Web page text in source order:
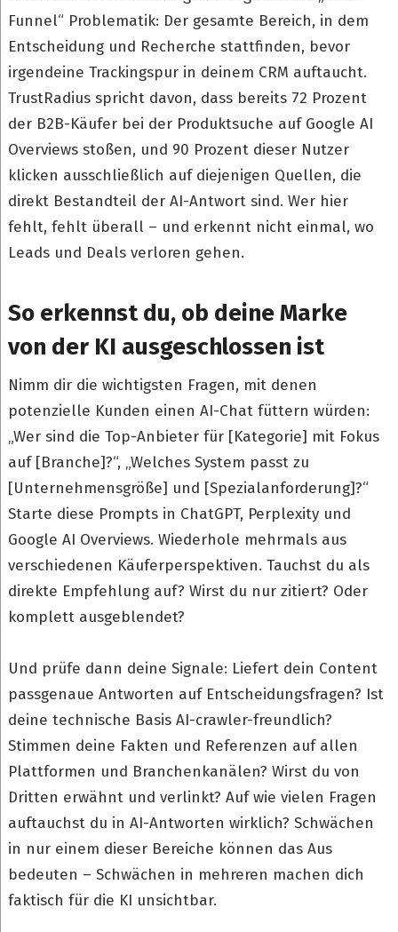
Funnel“ Problematik: Der gesamte Bereich, in dem
Entscheidung und Recherche stattfinden, bevor
irgendeine Trackingspur in deinem CRM auftaucht.
TrustRadius spricht davon, dass bereits 72 Prozent
der B2B-Käufer bei der Produktsuche auf Google AI
Overviews stoßen, und 90 Prozent dieser Nutzer
klicken ausschließlich auf diejenigen Quellen, die
direkt Bestandteil der AI-Antwort sind. Wer hier
fehlt, fehlt überall – und erkennt nicht einmal, wo
Leads und Deals verloren gehen.
So erkennst du, ob deine Marke
von der KI ausgeschlossen ist
Nimm dir die wichtigsten Fragen, mit denen
potenzielle Kunden einen AI-Chat füttern würden:
„Wer sind die Top-Anbieter für [Kategorie] mit Fokus
auf [Branche]?“, „Welches System passt zu
[Unternehmensgröße] und [Spezialanforderung]?“
Starte diese Prompts in ChatGPT, Perplexity und
Google AI Overviews. Wiederhole mehrmals aus
verschiedenen Käuferperspektiven. Tauchst du als
direkte Empfehlung auf? Wirst du nur zitiert? Oder
komplett ausgeblendet?
Und prüfe dann deine Signale: Liefert dein Content
passgenaue Antworten auf Entscheidungsfragen? Ist
deine technische Basis AI-crawler-freundlich?
Stimmen deine Fakten und Referenzen auf allen
Plattformen und Branchenkanälen? Wirst du von
Dritten erwähnt und verlinkt? Auf wie vielen Fragen
auftauchst du in AI-Antworten wirklich? Schwächen
in nur einem dieser Bereiche können das Aus
bedeuten – Schwächen in mehreren machen dich
faktisch für die KI unsichtbar.